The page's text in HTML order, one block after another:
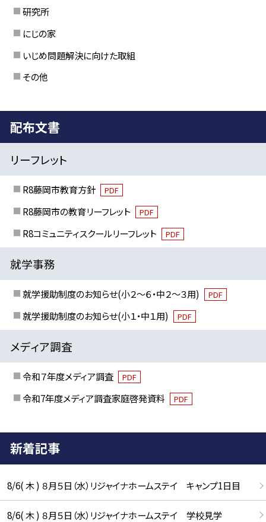
研究所
にじの家
いじめ問題解決に向けた取組
その他
配布文書
リーフレット
R8藤岡市教育方針 PDF
R8藤岡市の教育リーフレット PDF
R8コミュニティスクールリーフレット PDF
就学事務
就学援助制度のお知らせ(小２～６・中２～３用) PDF
就学援助制度のお知らせ(小１・中１用) PDF
メディア調査
令和７年度メディア調査 PDF
令和7年度メディア調査家庭啓発資料 PDF
新着記事
8/6( 木 ) ８月５日（水）リジャイナホームステイ キャンプ1日目
8/6( 木 ) ８月５日（水）リジャイナホームステイ 学校見学